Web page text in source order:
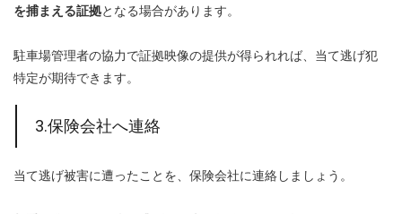
を捕まえる証拠となる場合があります。
駐車場管理者の協力で証拠映像の提供が得られれば、当て逃げ犯
特定が期待できます。
3.保険会社へ連絡
当て逃げ被害に遭ったことを、保険会社に連絡しましょう。